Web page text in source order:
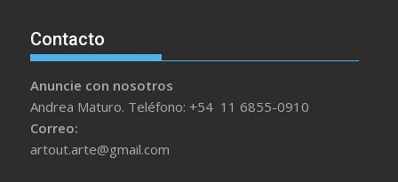
Contacto
Anuncie con nosotros
Andrea Maturo. Teléfono: +54 11 6855-0910
Correo:
artout.arte@gmail.com